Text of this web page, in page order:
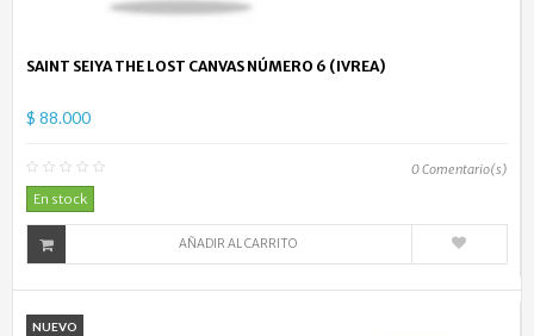
SAINT SEIYA THE LOST CANVAS NÚMERO 6 (IVREA)
$ 88.000
0Comentario(s)
En stock
AÑADIR AL CARRITO
NUEVO